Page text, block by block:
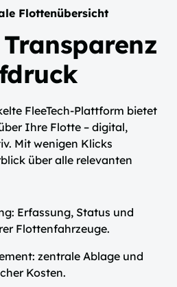
Flottenübersicht
Transparenz
FleeTech-Plattform bietet
Ihre Flotte – digital,
Mit wenigen Klicks
über alle relevanten
Erfassung, Status und
Flottenfahrzeuge.
zentrale Ablage und
Kosten.